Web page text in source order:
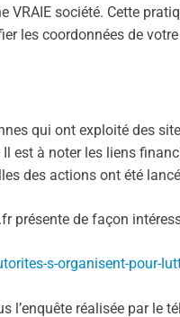
VRAIE société. Cette
les coordonnées de
qui ont exploité des
est à noter les liens
des actions ont été
présente de façon
s-organisent-pour-
l’enquête réalisée par le